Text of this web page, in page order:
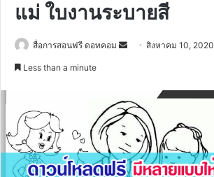
แม่ ใบงานระบายสี
สื่อการสอนฟรี ดอทคอม
Sendสิงหาคม 10, 2020
Less than a minute